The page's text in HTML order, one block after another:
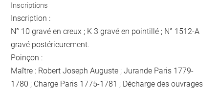
Inscriptions
Inscription :
N° 10 gravé en creux ; K 3 gravé en pointillé ; N° 1512-A
gravé postérieurement.
Poinçon :
Maître : Robert Joseph Auguste ; Jurande Paris 1779-
1780 ; Charge Paris 1775-1781 ; Décharge des ouvrages